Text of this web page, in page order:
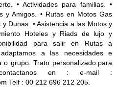
• Actividades para familias. •
y Amigos. • Rutas en Motos Gas
Dunas. • Asistencia a las Motos y
Hoteles y Riads de lujo y
para salir en Rutas a
a las necesidades e
o grupo. Trato personalizado.para
contactanos en : e-mail :
Telf : 00 212 696 212 205.